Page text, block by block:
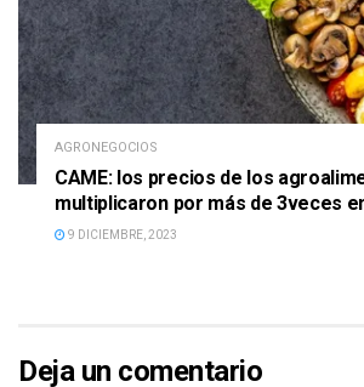
AGRONEGOCIOS
CAME: los precios de los
multiplicaron por más de 3veces
9 DICIEMBRE, 2023
Deja un comentario